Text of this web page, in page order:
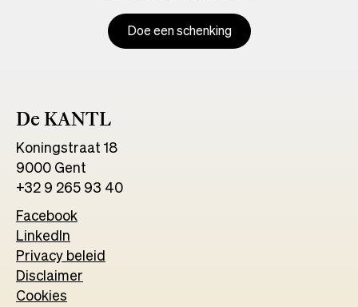
Doe een schenking
De KANTL
Koningstraat 18
9000 Gent
+32 9 265 93 40
Facebook
a
new
LinkedIn
in
a
Privacy beleid
Disclaimer
Cookies